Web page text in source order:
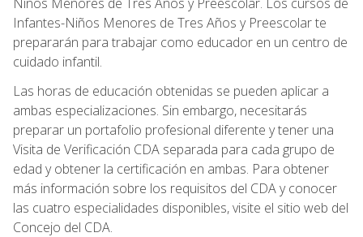
Infantes-Niños Menores de Tres Años y Preescolar te
prepararán para trabajar como educador en un centro de
cuidado infantil.
Las horas de educación obtenidas se pueden aplicar a
ambas especializaciones. Sin embargo, necesitarás
preparar un portafolio profesional diferente y tener una
Visita de Verificación CDA separada para cada grupo de
edad y obtener la certificación en ambas. Para obtener
más información sobre los requisitos del CDA y conocer
las cuatro especialidades disponibles, visite el sitio web del
Concejo del CDA.